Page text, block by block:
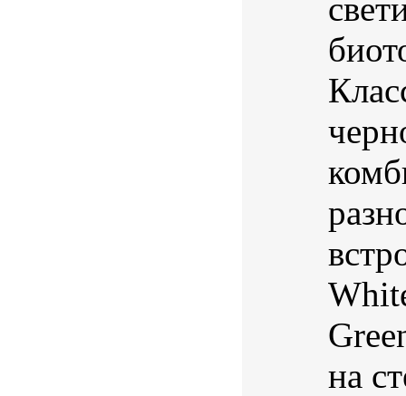
на